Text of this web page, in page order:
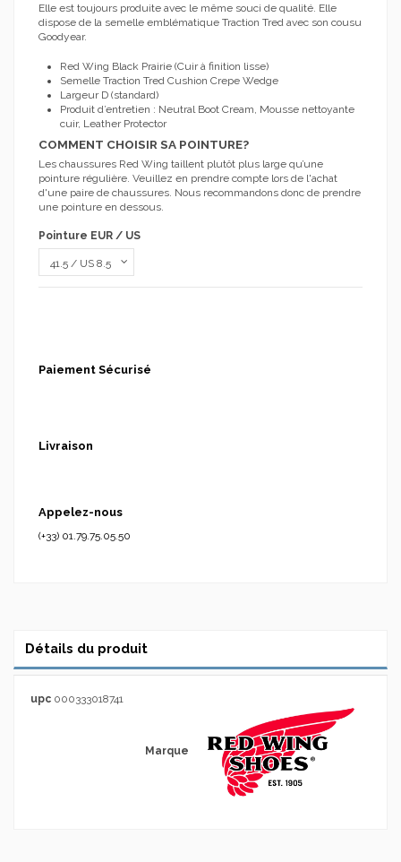
Elle est toujours produite avec le même souci de qualité. Elle
dispose de la semelle emblématique Traction Tred avec son cousu
Goodyear.
Red Wing Black Prairie (Cuir à finition lisse)
Semelle Traction Tred Cushion Crepe Wedge
Largeur D (standard)
Produit d’entretien : Neutral Boot Cream, Mousse nettoyante
cuir, Leather Protector
COMMENT CHOISIR SA POINTURE?
Les chaussures Red Wing taillent plutôt plus large qu’une
pointure régulière. Veuillez en prendre compte lors de l'achat
d'une paire de chaussures. Nous recommandons donc de prendre
une pointure en dessous.
Pointure EUR / US
Paiement Sécurisé
Livraison
Appelez-nous
(+33) 01.79.75.05.50
Détails du produit
Marque
upc 000333018741